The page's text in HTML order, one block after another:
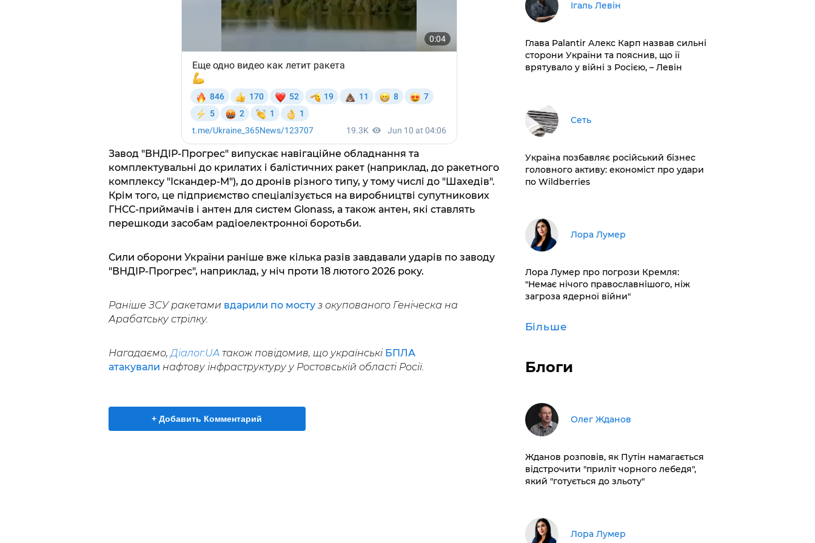
Завод "ВНДІР-Прогрес" випускає навігаційне обладнання та
комплектувальні до крилатих і балістичних ракет (наприклад, до ракетного
комплексу "Іскандер-М"), до дронів різного типу, у тому числі до "Шахедів".
Крім того, це підприємство спеціалізується на виробництві супутникових
ГНСС-приймачів і антен для систем Glonass, а також антен, які ставлять
перешкоди засобам радіоелектронної боротьби.
Сили оборони України раніше вже кілька разів завдавали ударів по заводу
"ВНДІР-Прогрес", наприклад, у ніч проти 18 лютого 2026 року.
Раніше ЗСУ ракетами вдарили по мосту з окупованого Геніческа на
Арабатську стрілку.
Нагадаємо, Діалог.UA також повідомив, що українські БПЛА
атакували нафтову інфраструктуру у Ростовській області Росії.
+ Добавить Комментарий
Ігаль Левін
Глава Palantir Алекс Карп назвав сильні
сторони України та пояснив, що її
врятувало у війні з Росією, – Левін
Сеть
​Україна позбавляє російський бізнес
головного активу: економіст про удари
по Wildberries
​Лора Лумер
Лора Лумер про погрози Кремля:
"Немає нічого православнішого, ніж
загроза ядерної війни"
Більше
Блоги
Олег Жданов
Жданов розповів, як Путін намагається
відстрочити "приліт чорного лебедя",
який "готується до зльоту"
​Лора Лумер